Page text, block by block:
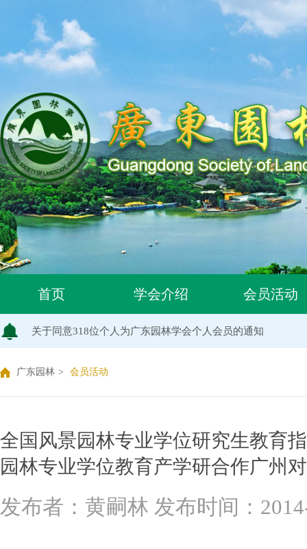
首页 学会介绍 会员活动
关于同意96位个人为广东园林学会个人会员的通知
关于同意318位个人为广东园林学会个人会员的通知
关于2026年度广东园林学会科学技术奖申报工作延期的通知
广东园林学会关于开展2026年广东风景园林优秀学子奖评选
关于公布2026年度广东园林学会研究项目立项名单的通知
关于申报2026年度广东园林学会科学技术奖的通知
关于2026年度广东园林学会研究项目评审结果的公示
广东园林 > 会员活动
全国风景园林专业学位研究生教育
园林专业学位教育产学研合作广州
发布者：黄嗣林 发布时间：